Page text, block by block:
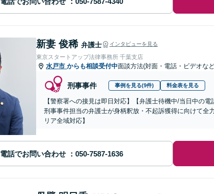
新妻 俊稀 弁護士 インタビューを見る
東京スタートアップ法律事務所 千葉支店
水戸市 からも相談受付中面談方法(対面・電話・ビデオな
刑事事件 事例を見る(9件) 料金表を見る
【警察署への接見は即日対応】【弁護士待機中/当日中の
刑事事件担当の弁護士が身柄釈放・不起訴獲得に向けて全
リア全域対応】
電話でお問い合わせ